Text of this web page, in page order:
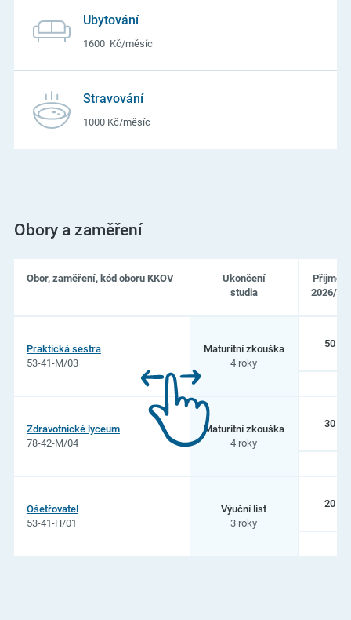
Ubytování
1600 Kč/měsíc
Stravování
1000 Kč/měsíc
Obory a zaměření
studia
škola
Obor, zaměření, kód oboru KKOV
Ukončení
studia
Přijmou
2026/27
Praktická sestra
53-41-M/03
Maturitní zkouška
4 roky
50
Zdravotnické lyceum
78-42-M/04
Maturitní zkouška
4 roky
30
Ošetřovatel
53-41-H/01
Výuční list
3 roky
20